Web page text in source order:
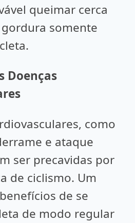
queimar cerca
somente
Doenças
como
e ataque
ser precavidas por
de ciclismo. Um
de se
de modo regular